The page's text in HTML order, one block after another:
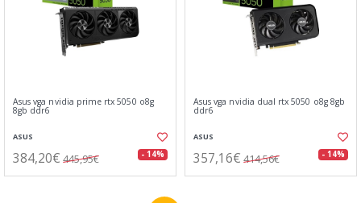
Asus vga nvidia prime rtx 5050 o8g
8gb ddr6
ASUS
384,20€ 445,95€ - 14%
Asus vga nvidia dual rtx 5050 o8g 8gb
ddr6
ASUS
357,16€ 414,56€ - 14%